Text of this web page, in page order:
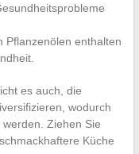
Pflanzenölen enthalten
es auch, die
wodurch
Ziehen Sie
Küche